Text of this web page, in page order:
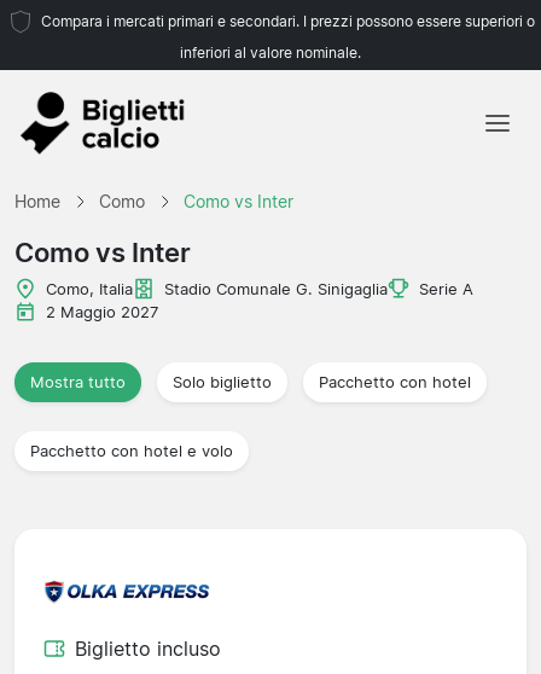
Compara i mercati primari e secondari. I prezzi possono essere superiori o
inferiori al valore nominale.
Home Como Como vs Inter
Como vs Inter
Como, Italia Stadio Comunale G. Sinigaglia
Serie A
2 Maggio 2027
Mostra tutto Solo biglietto Pacchetto con hotel
Pacchetto con hotel e volo
Biglietto incluso